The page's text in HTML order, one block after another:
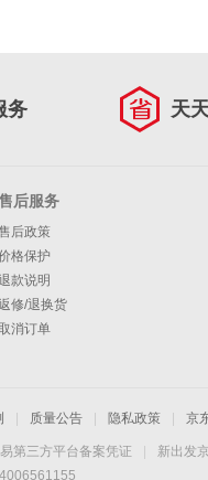
务 天
后服务
后政策
格保护
款说明
修/退换货
消订单
质量公告 隐私政策 京
第三方平台备案凭证
新出发